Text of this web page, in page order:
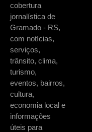
cobertura
jornalística de
Gramado - RS,
com notícias,
serviços,
trânsito, clima,
turismo,
eventos, bairros,
cultura,
economia local e
informações
úteis para